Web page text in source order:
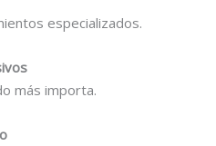
especializados.
más importa.